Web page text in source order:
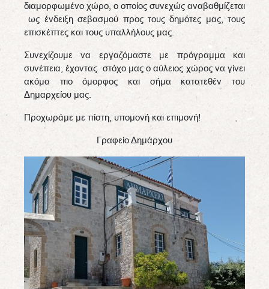
διαμορφωμένο χώρο, ο οποίος συνεχώς αναβαθμίζεται
ως ένδειξη σεβασμού προς τους δημότες μας, τους
επισκέπτες και τους υπαλλήλους μας.
Συνεχίζουμε να εργαζόμαστε με πρόγραμμα και
συνέπεια, έχοντας στόχο μας ο αύλειος χώρος να γίνει
ακόμα πιο όμορφος και σήμα κατατεθέν του
Δημαρχείου μας.
Προχωράμε με πίστη, υπομονή και επιμονή!
Γραφείο Δημάρχου